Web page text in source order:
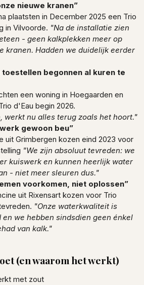
nieuwe kranen”
plaatsten in December 2025 een Trio
in Vilvoorde. "Na de installatie zien
- geen kalkplekken meer op
kranen. Hadden we duidelijk eerder
toestellen begonnen al kuren te
een woning in Hoegaarden en
d'Eau begin 2026.
werkt nu alles terug zoals het hoort."
gewoon beu”
uit Grimbergen kozen eind 2023 voor
"We zijn absoluut tevreden: we
kuiswerk en kunnen heerlijk water
- niet meer sleuren dus."
voorkomen, niet oplossen”
uit Rixensart kozen voor Trio
"Onze waterkwaliteit is
we hebben sindsdien geen énkel
van kalk."
(en waarom het werkt)
met zout